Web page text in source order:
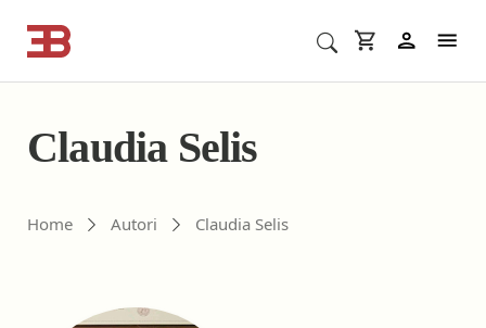
Cerca corsi ECM o altro
Claudia Selis
Home Autori Claudia Selis